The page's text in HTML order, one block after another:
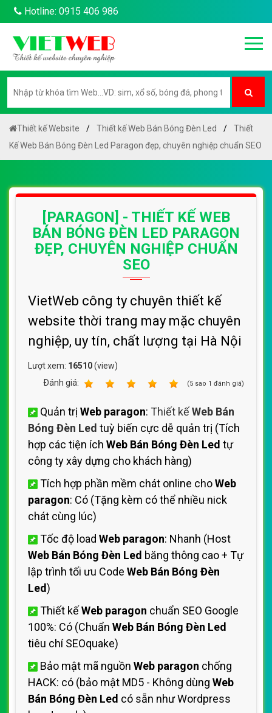
Hotline: 0915 406 986
Thiết kế Website Thiết kế Web Bán Bóng Đèn Led
Thiết
Kế Web Bán Bóng Đèn Led Paragon đẹp, chuyên nghiệp chuẩn SEO
[PARAGON] - THIẾT KẾ WEB
BÁN BÓNG ĐÈN LED PARAGON
ĐẸP, CHUYÊN NGHIỆP CHUẨN
SEO
VietWeb công ty chuyên thiết kế
website thời trang may mặc chuyên
nghiệp, uy tín, chất lượng tại Hà Nội
Lượt xem: 16510(view)
Ðánh giá:
(5 sao 1 đánh giá)
Quản trị Web paragon: Thiết kếWeb Bán
Bóng Đèn Led tuỳ biến cực dễ quản trị (Tích
hợp các tiện ích Web Bán Bóng Đèn Led tự
công ty xây dựng cho khách hàng)
Tích hợp phần mềm chát online choWeb
paragon: Có (Tặng kèm có thể nhiều nick
chát cùng lúc)
Tốc độ load Web paragon: Nhanh (Host
Web Bán Bóng Đèn Led băng thông cao + Tự
lập trình tối ưu Code Web Bán Bóng Đèn
Led)
Thiết kếWeb paragon chuẩn SEO Google
100%: Có (Chuẩn Web Bán Bóng Đèn Led
tiêu chí SEOquake)
Bảo mật mã nguồn Web paragon chống
HACK: có (bảo mật MD5 - Không dùng Web
Bán Bóng Đèn Led có sẵn như Wordpress